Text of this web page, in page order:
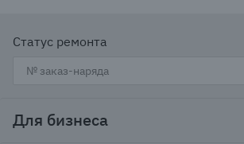
Статус ремонта
Для бизнеса